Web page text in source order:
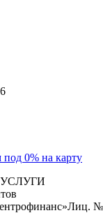
под 0% на карту
Лиц. №